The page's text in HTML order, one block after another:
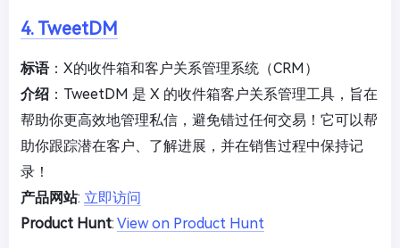
4. TweetDM
标语：X的收件箱和客户关系管理系统（CRM）
介绍 ：TweetDM 是 X 的收件箱客户关系管理工具，旨在
帮助你更高效地管理私信，避免错过任何交易！它可以帮
助你跟踪潜在客户、了解进展，并在销售过程中保持记
录！
产品网站: 立即访问
Product Hunt: View on Product Hunt